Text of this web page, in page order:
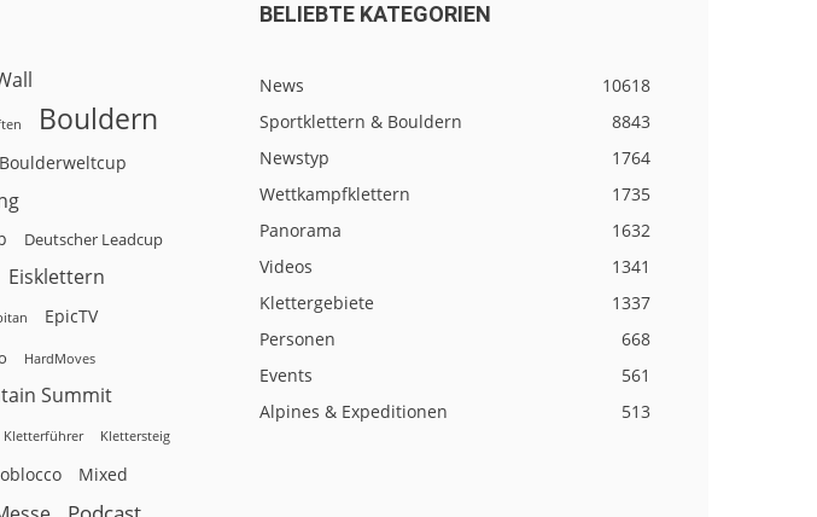
Bouldern
Boulderweltcup
Deutscher Leadcup
Eisklettern
EpicTV
HardMoves
Summit
Kletterführer Klettersteig
Mixed
BELIEBTE KATEGORIEN
News
10618
Sportklettern & Bouldern
8843
Newstyp
1764
Wettkampfklettern
1735
Panorama
1632
Videos
1341
Klettergebiete
1337
Personen
668
Events
561
Alpines & Expeditionen
513